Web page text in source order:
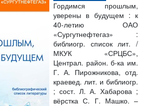
Гордимся прошлым,
уверены в будущем : к
40-летию ОАО
«Сургутнефтегаз» :
библиогр. список лит. /
МКУК «СРЦБС»,
Централ. район. б-ка им.
Г. А. Пирожникова, отд.
краевед. лит. и библиогр.
; сост. Л. А. Хабарова ;
вёрстка С. Г. Машко. –